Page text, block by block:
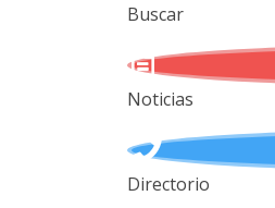
Buscar
Noticias
Directorio